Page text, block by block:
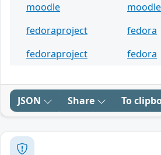
moodle
moodle
fedoraproject
fedora
fedoraproject
fedora
JSON Share To